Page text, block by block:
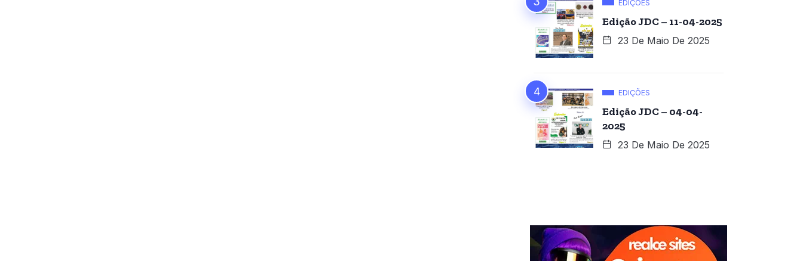
EDIÇÕES
Edição JDC – 11-04-2025
23 De Maio De 2025
EDIÇÕES
Edição JDC – 04-04-
2025
23 De Maio De 2025